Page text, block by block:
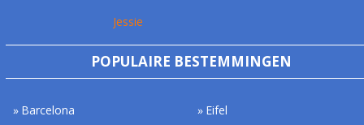
Jessie
POPULAIRE BESTEMMINGEN
Barcelona
Eifel